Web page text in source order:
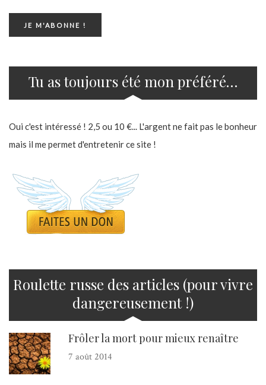
Tu as toujours été mon préféré…
Oui c'est intéressé ! 2,5 ou 10 €... L'argent ne fait pas le bonheur
mais il me permet d'entretenir ce site !
Roulette russe des articles (pour vivre
dangereusement !)
Frôler la mort pour mieux renaître
7 août 2014